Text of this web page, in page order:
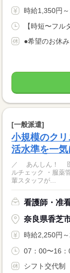
時給1,350円
【時短〜フ
●希望のお休
[一般派遣]
小規模のク
活水準を一
／ あんしん！ 医療行為は少
ルチェック ・服薬
輩スタッフが...
看護師・准
奈良県香芝
時給2,250円
07：00〜16：
シフト交代制